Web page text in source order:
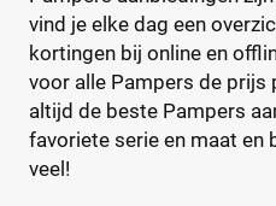
Dotties
Europrofit
GhaZoo
Jumbo
Kruidvat
Kortingspercentage
%
vind je elke dag een
kortingen bij online en
voor alle Pampers de prijs
altijd de beste Pampers
favoriete serie en maat en
veel!